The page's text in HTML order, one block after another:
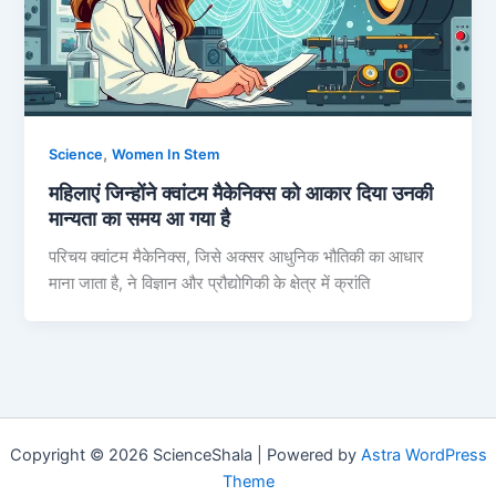
Science,Women In Stem
महिलाएं जिन्होंने क्वांटम मैकेनिक्स को आकार दिया उनकी
मान्यता का समय आ गया है
परिचय क्वांटम मैकेनिक्स, जिसे अक्सर आधुनिक भौतिकी का आधार
माना जाता है, ने विज्ञान और प्रौद्योगिकी के क्षेत्र में क्रांति
Copyright © 2026 ScienceShala | Powered by Astra WordPress
Theme